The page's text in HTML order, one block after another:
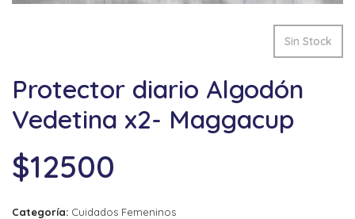
Sin Stock
Protector diario Algodón
Vedetina x2- Maggacup
$12500
Categoría: Cuidados Femeninos